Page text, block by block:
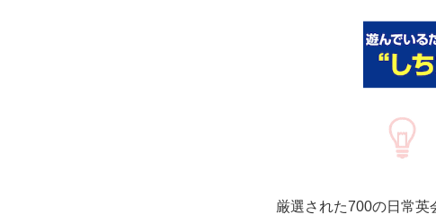
厳選された700の日常英